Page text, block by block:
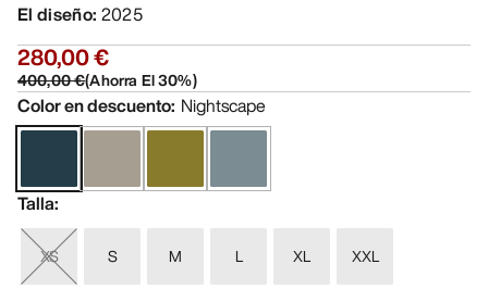
El diseño: 2025
280,00 €
400,00 €(Ahorra El30%)
Color en descuento: Nightscape
Talla:
XS S M L XL
XXL